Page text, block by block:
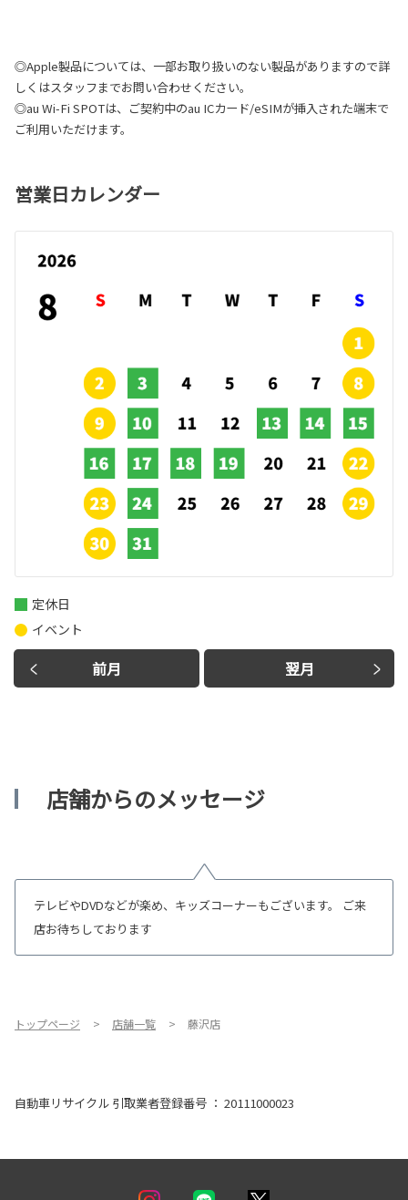
◎Apple製品については、一部お取り扱いのない製品がありますので詳
しくはスタッフまでお問い合わせください。
◎au Wi-Fi SPOTは、ご契約中のau ICカード/eSIMが挿入された端末で
ご利用いただけます。
営業日カレンダー
前月 翌月
定休日
イベント
店舗からのメッセージ
テレビやDVDなどが楽め、キッズコーナーもございます。 ご来
店お待ちしております
トップページ 店舗一覧 藤沢店
自動車リサイクル 引取業者登録番号 ： 20111000023